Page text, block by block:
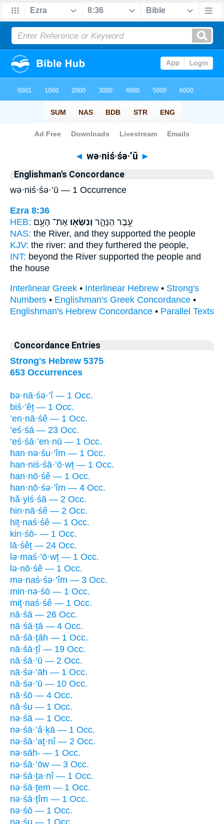
Bible> Strong's > Hebrew
◄ wə·niś·śə·’ū ►
Englishman's Concordance
wə·niś·śə·’ū — 1 Occurrence
Ezra 8:36
HEB:
עֵ֣בֶר הַנָּהָ֑ר וְנִשְּׂא֥וּ אֶת־ הָעָ֖ם
NAS: the River, and they supported the people
KJV: the river: and they furthered the people,
INT: beyond the River supported the people and
the house
Interlinear Greek • Interlinear Hebrew • Strong's
Numbers • Englishman's Greek Concordance •
Englishman's Hebrew Concordance • Parallel Texts
Concordance Entries
Strong's Hebrew 5375
653 Occurrences
bə·nā·śə·’î — 1 Occ.
biś·’êṯ — 1 Occ.
’en·nā·śê — 1 Occ.
’eś·śā — 23 Occ.
’eś·śā·’en·nū — 1 Occ.
han·nə·śu·’îm — 1 Occ.
han·niś·śā·’ō·wṯ — 1 Occ.
han·nō·śê — 1 Occ.
han·nō·śə·’îm — 4 Occ.
hă·yiś·śā — 2 Occ.
hin·nā·śê — 2 Occ.
hiṯ·naś·śê — 1 Occ.
kin·śō- — 1 Occ.
lā·śêṯ — 24 Occ.
lə·maś·’ō·wṯ — 1 Occ.
lə·nō·śê — 1 Occ.
mə·naś·śə·’îm — 3 Occ.
min·nə·śō — 1 Occ.
miṯ·naś·śê — 1 Occ.
nā·śā — 26 Occ.
nā·śā·ṯā — 4 Occ.
nā·śā·ṯāh — 1 Occ.
nā·śā·ṯî — 19 Occ.
nā·śā·’ū — 2 Occ.
nā·śə·’āh — 1 Occ.
nā·śə·’ū — 10 Occ.
nā·śō — 4 Occ.
nā·śu — 1 Occ.
nə·śā — 1 Occ.
nə·śā·’ă·ḵā — 1 Occ.
nə·śā·’aṯ·nî — 2 Occ.
nə·sāh- — 1 Occ.
nə·śā·’ōw — 3 Occ.
nə·śā·ṯa·nî — 1 Occ.
nə·śā·ṯem — 1 Occ.
nə·śā·ṯîm — 1 Occ.
nə·śō — 1 Occ.
nə·śu — 1 Occ.